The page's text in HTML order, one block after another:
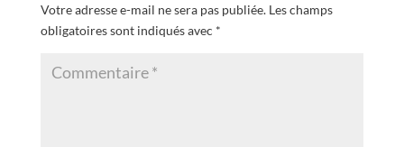
Votre adresse e-mail ne sera pas publiée. Les champs
obligatoires sont indiqués avec *